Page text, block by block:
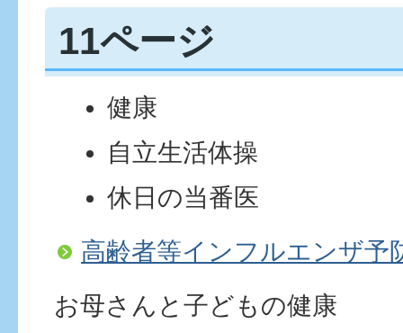
11ページ
健康
自立生活体操
休日の当番医
高齢者等インフルエンザ予
お母さんと子どもの健康